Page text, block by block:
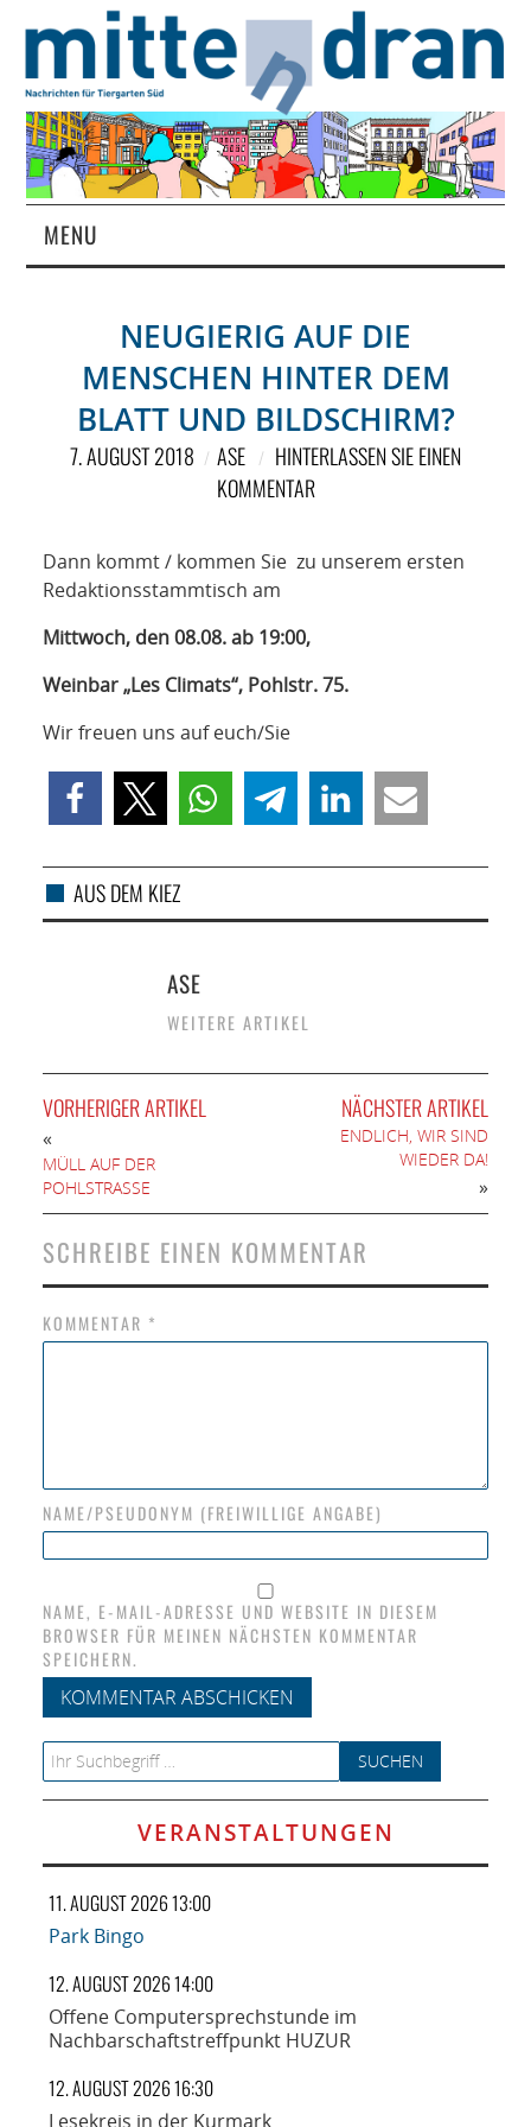
MENU
MAGAZIN
ÜBER UNS
RUBRIKEN
SPONSORING
KONTAKT
NEUGIERIG AUF DIE
MENSCHEN HINTER DEM
BLATT UND BILDSCHIRM?
7. AUGUST 2018 ASE
HINTERLASSEN SIE EINEN
KOMMENTAR
Dann kommt / kommen Sie zu unserem ersten
Redaktionsstammtisch am
Mittwoch, den 08.08. ab 19:00,
Weinbar „Les Climats“, Pohlstr. 75.
Wir freuen uns auf euch/Sie
AUS DEM KIEZ
ASE
WEITERE ARTIKEL
VORHERIGER ARTIKEL
«
MÜLL AUF DER
POHLSTRASSE
NÄCHSTER ARTIKEL
ENDLICH, WIR SIND
WIEDER DA!
»
SCHREIBE EINEN KOMMENTAR
KOMMENTAR *
NAME/PSEUDONYM (FREIWILLIGE ANGABE)
NAME, E-MAIL-ADRESSE UND WEBSITE IN DIESEM
BROWSER FÜR MEINEN NÄCHSTEN KOMMENTAR
SPEICHERN.
Search for:
VERANSTALTUNGEN
11. AUGUST 2026 13:00
Park Bingo
12. AUGUST 2026 14:00
Offene Computersprechstunde im
Nachbarschaftstreffpunkt HUZUR
12. AUGUST 2026 16:30
Lesekreis in der Kurmark